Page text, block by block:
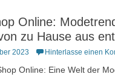
Online:
zu Hause aus
2023 Hinterlasse einen
Online: Eine Welt der